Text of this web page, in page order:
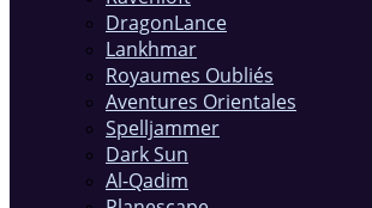
DragonLance
Lankhmar
Royaumes Oubliés
Aventures Orientales
Spelljammer
Dark Sun
Al-Qadim